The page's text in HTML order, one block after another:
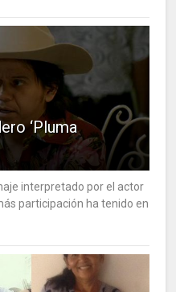
‘Pluma
interpretado por el actor
participación ha tenido en